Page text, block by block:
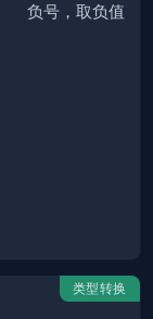
负号，取负值
类型转换